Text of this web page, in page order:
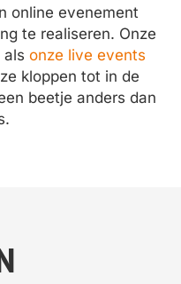
online evenement
te realiseren. Onze
alsonze live events
kloppen tot in de
beetje anders dan